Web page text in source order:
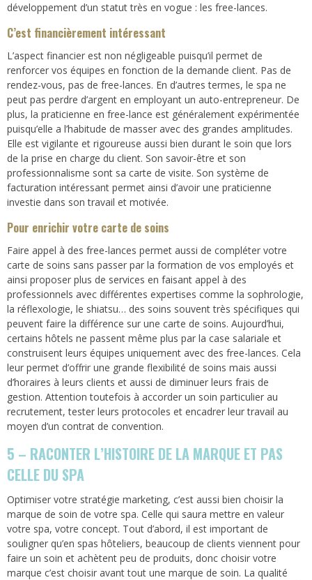
développement d’un statut très en vogue : les free-lances.
C’est financièrement intéressant
L’aspect financier est non négligeable puisqu’il permet de
renforcer vos équipes en fonction de la demande client. Pas de
rendez-vous, pas de free-lances. En d’autres termes, le spa ne
peut pas perdre d’argent en employant un auto-entrepreneur. De
plus, la praticienne en free-lance est généralement expérimentée
puisqu’elle a l’habitude de masser avec des grandes amplitudes.
Elle est vigilante et rigoureuse aussi bien durant le soin que lors
de la prise en charge du client. Son savoir-être et son
professionnalisme sont sa carte de visite. Son système de
facturation intéressant permet ainsi d’avoir une praticienne
investie dans son travail et motivée.
Pour enrichir votre carte de soins
Faire appel à des free-lances permet aussi de compléter votre
carte de soins sans passer par la formation de vos employés et
ainsi proposer plus de services en faisant appel à des
professionnels avec différentes expertises comme la sophrologie,
la réflexologie, le shiatsu… des soins souvent très spécifiques qui
peuvent faire la différence sur une carte de soins. Aujourd’hui,
certains hôtels ne passent même plus par la case salariale et
construisent leurs équipes uniquement avec des free-lances. Cela
leur permet d’offrir une grande flexibilité de soins mais aussi
d’horaires à leurs clients et aussi de diminuer leurs frais de
gestion. Attention toutefois à accorder un soin particulier au
recrutement, tester leurs protocoles et encadrer leur travail au
moyen d’un contrat de convention.
5 – RACONTER L’HISTOIRE DE LA MARQUE ET PAS
CELLE DU SPA
Optimiser votre stratégie marketing, c’est aussi bien choisir la
marque de soin de votre spa. Celle qui saura mettre en valeur
votre spa, votre concept. Tout d’abord, il est important de
souligner qu’en spas hôteliers, beaucoup de clients viennent pour
faire un soin et achètent peu de produits, donc choisir votre
marque c’est choisir avant tout une marque de soin. La qualité